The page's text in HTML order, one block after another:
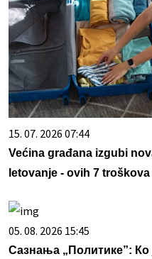
15. 07. 2026 07:44
Većina građana izgubi
letovanje - ovih 7
05. 08. 2026 15:45
Сазнања „Политике”: Ко